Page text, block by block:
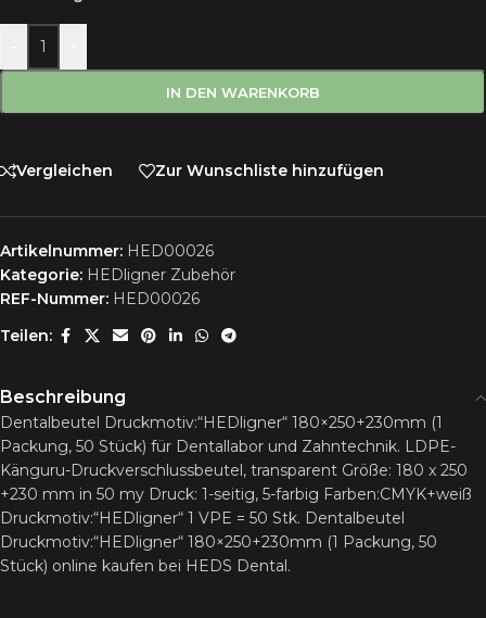
IN DEN WARENKORB
Vergleichen Zur Wunschliste hinzufügen
Artikelnummer: HED00026
Kategorie: HEDligner Zubehör
REF-Nummer: HED00026
Teilen:
Beschreibung
Dentalbeutel Druckmotiv:“HEDligner“ 180×250+230mm (1
Packung, 50 Stück) für Dentallabor und Zahntechnik. LDPE-
Känguru-Druckverschlussbeutel, transparent Größe: 180 x 250
+230 mm in 50 my Druck: 1-seitig, 5-farbig Farben:CMYK+weiß
Druckmotiv:“HEDligner“ 1 VPE = 50 Stk. Dentalbeutel
Druckmotiv:“HEDligner“ 180×250+230mm (1 Packung, 50
Stück) online kaufen bei HEDS Dental.